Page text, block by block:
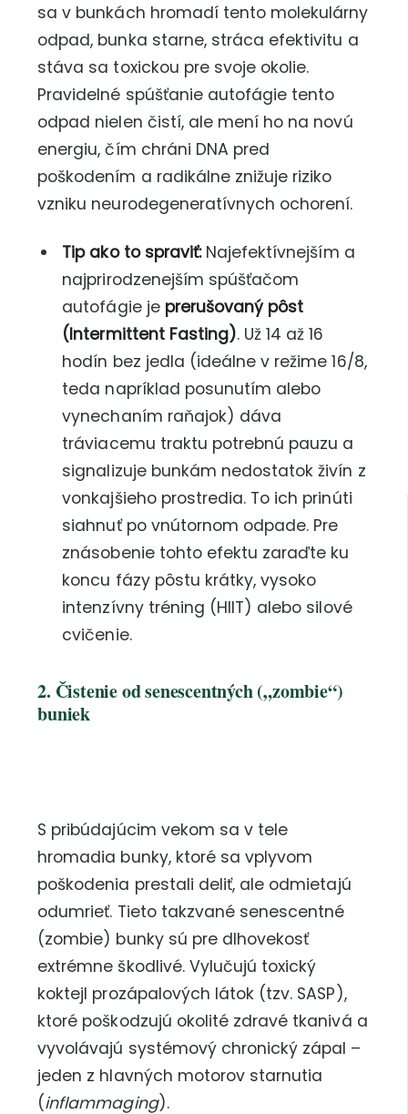
sa v bunkách hromadí tento molekulárny
odpad, bunka starne, stráca efektivitu a
stáva sa toxickou pre svoje okolie.
Pravidelné spúšťanie autofágie tento
odpad nielen čistí, ale mení ho na novú
energiu, čím chráni DNA pred
poškodením a radikálne znižuje riziko
vzniku neurodegeneratívnych ochorení.
Tip ako to spraviť:Najefektívnejším a
najprirodzenejším spúšťačom
autofágie je prerušovaný pôst
(Intermittent Fasting). Už 14 až 16
hodín bez jedla (ideálne v režime 16/8,
teda napríklad posunutím alebo
vynechaním raňajok) dáva
tráviacemu traktu potrebnú pauzu a
signalizuje bunkám nedostatok živín z
vonkajšieho prostredia. To ich prinúti
siahnuť po vnútornom odpade. Pre
znásobenie tohto efektu zaraďte ku
koncu fázy pôstu krátky, vysoko
intenzívny tréning (HIIT) alebo silové
cvičenie.
2. Čistenie od senescentných („zombie“)
buniek
S pribúdajúcim vekom sa v tele
hromadia bunky, ktoré sa vplyvom
poškodenia prestali deliť, ale odmietajú
odumrieť. Tieto takzvané senescentné
(zombie) bunky sú pre dlhovekosť
extrémne škodlivé. Vylučujú toxický
koktejl prozápalových látok (tzv. SASP),
ktoré poškodzujú okolité zdravé tkanivá a
vyvolávajú systémový chronický zápal –
jeden z hlavných motorov starnutia
(inflammaging).